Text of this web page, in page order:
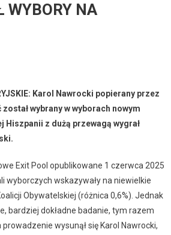
WYBORY NA
Karol Nawrocki popierany przez
wybrany w wyborach nowym
Hiszpanii z dużą przewagą wygrał
Exit Pool opublikowane 1 czerwca 2025
wyborczych wskazywały na niewielkie
Obywatelskiej (różnica 0,6%). Jednak
bardziej dokładne badanie, tym razem
prowadzenie wysunął się Karol Nawrocki,